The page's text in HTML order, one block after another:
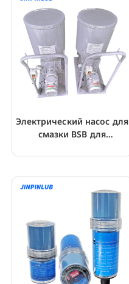
Электрический насос для
смазки BSB для
систем смазки